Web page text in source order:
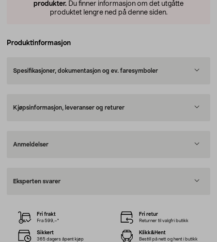
produkter. Du finner informasjon om det utgåtte
produktet lengre ned på denne siden.
Produktinformasjon
Spesifikasjoner, dokumentasjon og ev. faresymboler
Kjøpsinformasjon, leveranser og returer
Anmeldelser
Eksperten svarer
Fri frakt
Fra 599,–*
Fri retur
Returner til valgfri butikk
Sikkert
365 dagers åpent kjøp
Klikk&Hent
Bestill på nett og hent i butikk